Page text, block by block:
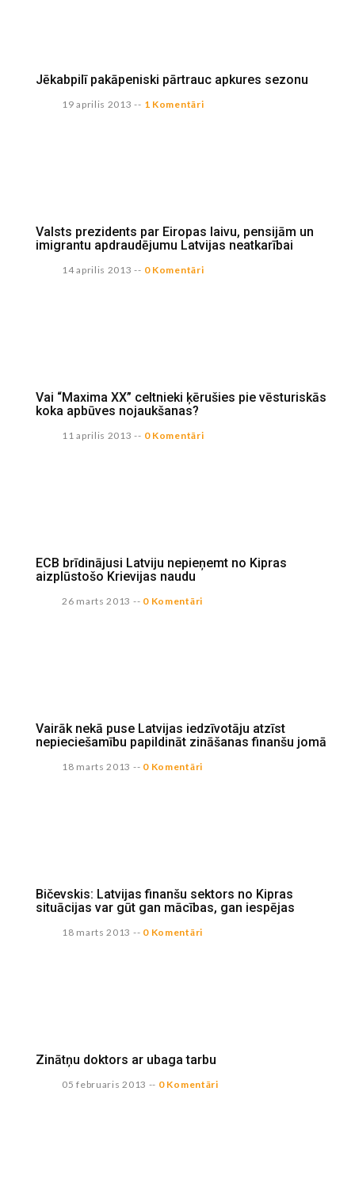
Jēkabpilī pakāpeniski pārtrauc apkures sezonu
19 aprilis 2013 -- 1 Komentāri
Valsts prezidents par Eiropas laivu, pensijām un
imigrantu apdraudējumu Latvijas neatkarībai
14 aprilis 2013 -- 0 Komentāri
Vai “Maxima XX” celtnieki ķērušies pie vēsturiskās
koka apbūves nojaukšanas?
11 aprilis 2013 -- 0 Komentāri
ECB brīdinājusi Latviju nepieņemt no Kipras
aizplūstošo Krievijas naudu
26 marts 2013 -- 0 Komentāri
Vairāk nekā puse Latvijas iedzīvotāju atzīst
nepieciešamību papildināt zināšanas finanšu jomā
18 marts 2013 -- 0 Komentāri
Bičevskis: Latvijas finanšu sektors no Kipras
situācijas var gūt gan mācības, gan iespējas
18 marts 2013 -- 0 Komentāri
Zinātņu doktors ar ubaga tarbu
05 februaris 2013 -- 0 Komentāri